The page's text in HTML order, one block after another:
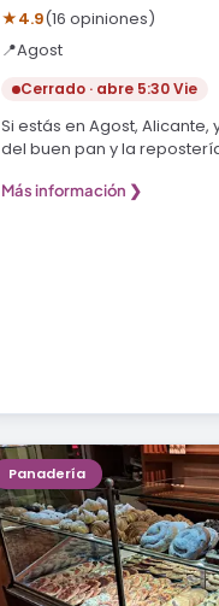
★4.9(16 opiniones)
📍Agost
Cerrado · abre 5:30 Vie
Si estás en Agost, Alicante,
del buen pan y la
Más información ❯
Panadería